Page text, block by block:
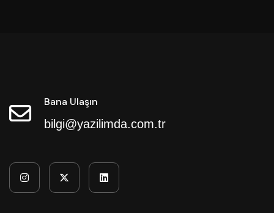
Bana Ulaşın
bilgi@yazilimda.com.tr